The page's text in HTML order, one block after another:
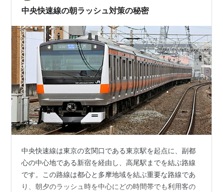
は、「東京から1時間3…
中央快速線の朝ラッシュ対策の秘密
中央快速線は東京の玄関口である東京駅を起点に、副都
心の中心地である新宿を経由し、高尾駅までを結ぶ路線
です。この路線は都心と多摩地域を結ぶ重要な路線であ
り、朝夕のラッシュ時を中心にどの時間帯でも利用客の